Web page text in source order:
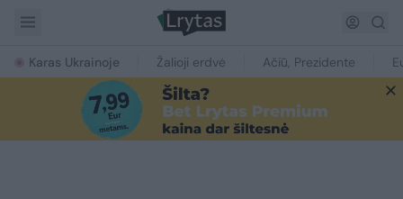
Karas Ukrainoje Žalioji erdvė Ačiū, Prezidente